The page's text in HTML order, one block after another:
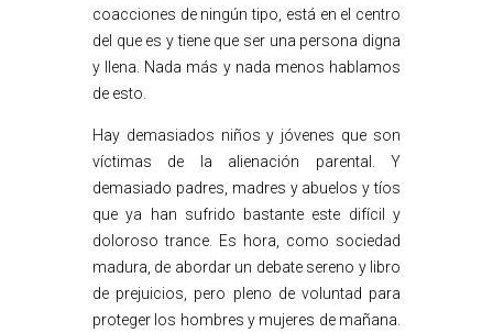
coacciones de ningún tipo, está en el centro
del que es y tiene que ser una persona digna
y llena. Nada más y nada menos hablamos
de esto.
Hay demasiados niños y jóvenes que son
víctimas de la alienación parental. Y
demasiado padres, madres y abuelos y tíos
que ya han sufrido bastante este difícil y
doloroso trance. Es hora, como sociedad
madura, de abordar un debate sereno y libro
de prejuicios, pero pleno de voluntad para
proteger los hombres y mujeres de mañana.